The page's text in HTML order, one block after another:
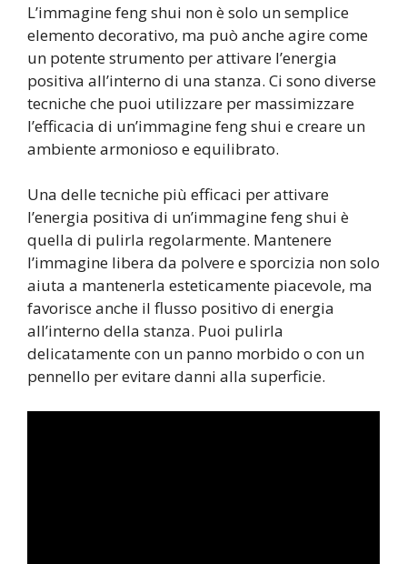
L’immagine feng shui non è solo un semplice
elemento decorativo, ma può anche agire come
un potente strumento per attivare l’energia
positiva all’interno di una stanza. Ci sono diverse
tecniche che puoi utilizzare per massimizzare
l’efficacia di un’immagine feng shui e creare un
ambiente armonioso e equilibrato.
Una delle tecniche più efficaci per attivare
l’energia positiva di un’immagine feng shui è
quella di pulirla regolarmente. Mantenere
l’immagine libera da polvere e sporcizia non solo
aiuta a mantenerla esteticamente piacevole, ma
favorisce anche il flusso positivo di energia
all’interno della stanza. Puoi pulirla
delicatamente con un panno morbido o con un
pennello per evitare danni alla superficie.